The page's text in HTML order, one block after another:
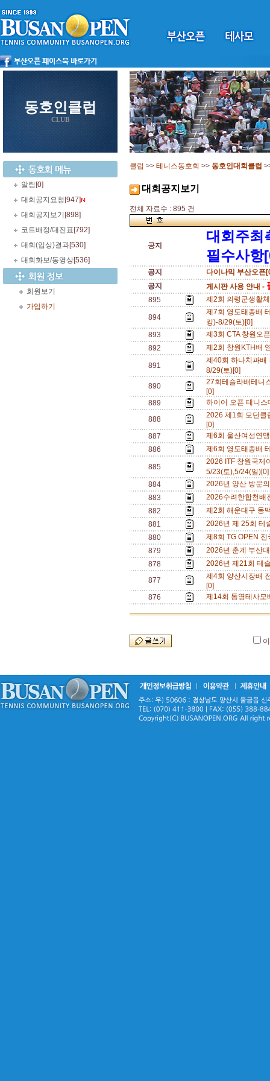
동호인클럽
CLUB
알림 [0]
대회공지요청 [947]
대회공지보기 [898]
코트배정/대진표 [792]
대회(입상)결과[530]
대회화보/동영상[536]
회원보기
가입하기
클럽 >> 테니스동호회 >> 동호인대회클럽
대회공지보기
전체 자료수 : 895 건
공지
대회주최
필수사항
공지
다이나믹 부산오픈
공지
게시판 사용 안내 -
895 제2회 의령군생활
894
제7회 영도태종배
킹)-8/29(토)[0]
893
제3회 CTA 창원오
892
제2회 창원KTH배
891
제40회 하나치과배
8/29(토)[0]
890
27회테슬라배테니
[0]
889
하이어 오픈 테니
888
2026 제1회 모던클
[0]
887
제6회 울산여성연
886
제6회 영도태종배
885
2026 ITF 창원국제
5/23(토),5/24(일
884
2026년 양산 방문
883
2026수려한합천배
882
제2회 해운대구 동
881
2026년 제 25회 테
880
제8회 TG OPEN
879
2026년 춘계 부산
878
2026년 제21회 테
877
제4회 양산시장배
[0]
876
제14회 통영테사